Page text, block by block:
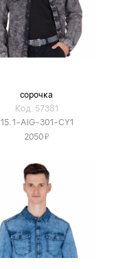
сорочка
Код: 57381
15.1-AIG-301-CY1
2050Я